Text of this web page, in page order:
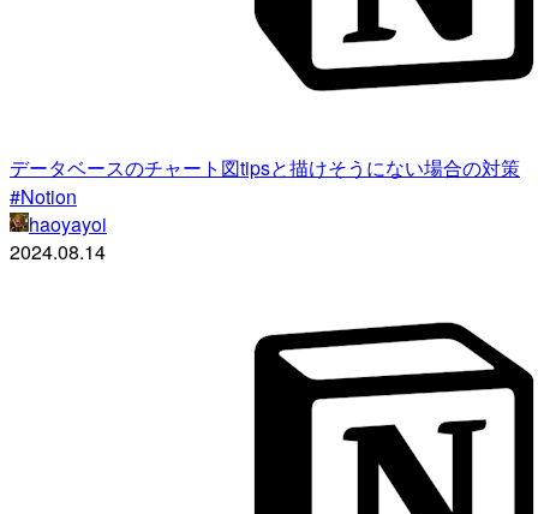
データベースのチャート図tipsと描けそうにない場合の対策
#Notion
haoyayoi
2024.08.14